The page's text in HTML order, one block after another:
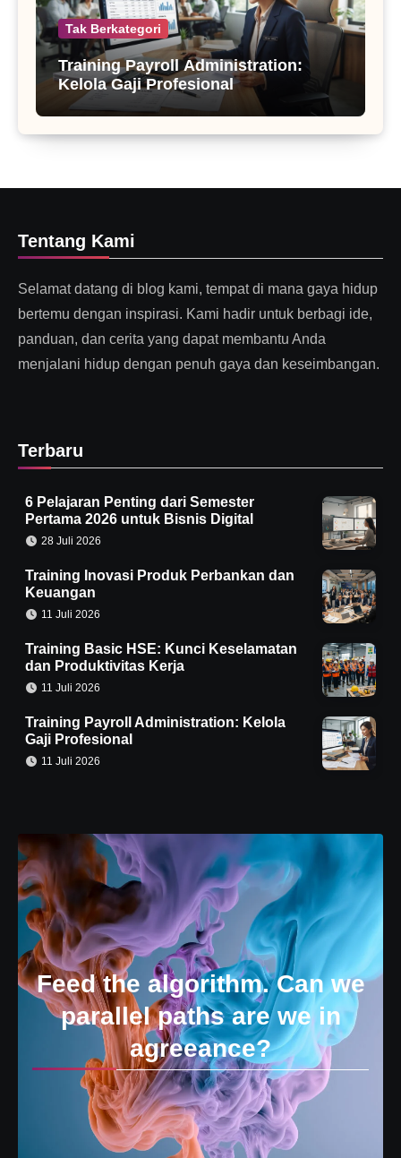
Tak Berkategori
Training Payroll Administration:
Kelola Gaji Profesional
Tentang Kami
Selamat datang di blog kami, tempat di mana gaya hidup
bertemu dengan inspirasi. Kami hadir untuk berbagi ide,
panduan, dan cerita yang dapat membantu Anda
menjalani hidup dengan penuh gaya dan keseimbangan.
Terbaru
6 Pelajaran Penting dari Semester
Pertama 2026 untuk Bisnis Digital
28 Juli 2026
Training Inovasi Produk Perbankan dan
Keuangan
11 Juli 2026
Training Basic HSE: Kunci Keselamatan
dan Produktivitas Kerja
11 Juli 2026
Training Payroll Administration: Kelola
Gaji Profesional
11 Juli 2026
Feed the algorithm. Can we
parallel paths are we in
agreeance?